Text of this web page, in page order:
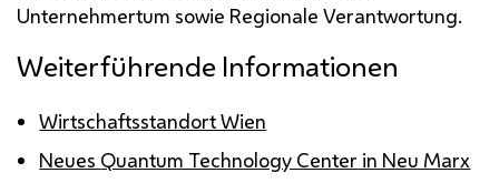
Unternehmertum sowie Regionale Verantwortung.
Weiterführende Informationen
Wirtschaftsstandort Wien
Neues Quantum Technology Center in Neu Marx